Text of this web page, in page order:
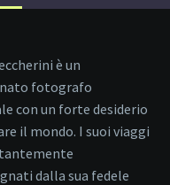
è un
fotografo
con un forte desiderio
il mondo. I suoi viaggi
dalla sua fedele